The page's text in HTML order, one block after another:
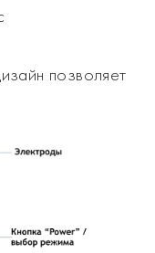
позволяет